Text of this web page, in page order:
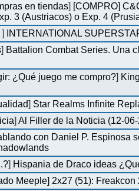
en tiendas] [COMPRO]
3 (Austriacos) o Exp. 4
]
INTERNATIONAL
] Battalion Combat Series. Una
¿Qué juego me compro?]
] Star Realms Infinite
]Al Filler de la Noticia (12-
con Daniel P. Espinosa
] Hispania de Draco ideas
Meeple] 2x27 (51): Freakcon